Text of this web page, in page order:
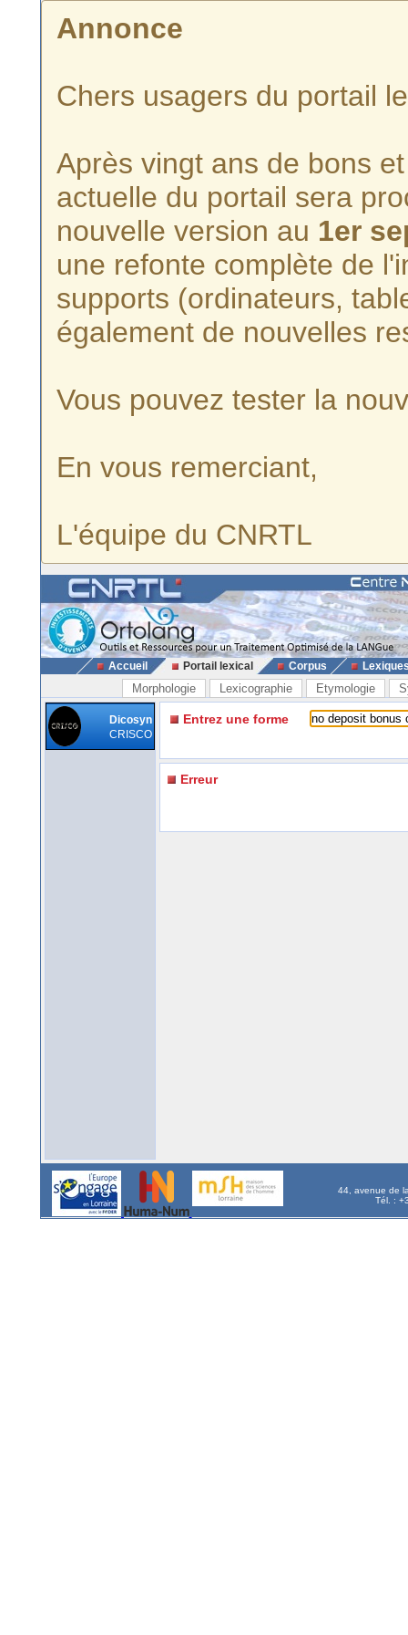
Annonce
Chers usagers du portail
Après vingt ans de bons
actuelle du portail sera
nouvelle version au 1er
une refonte complète de
supports (ordinateurs,
également de nouvelles
Vous pouvez tester la
En vous remerciant,
L'équipe du CNRTL
Accueil Portail lexical Corpus
Morphologie Lexicographie Etymologie
Dicosyn
CRISCO
Entrez une forme
Erreur
44, avenue de
Tél. :